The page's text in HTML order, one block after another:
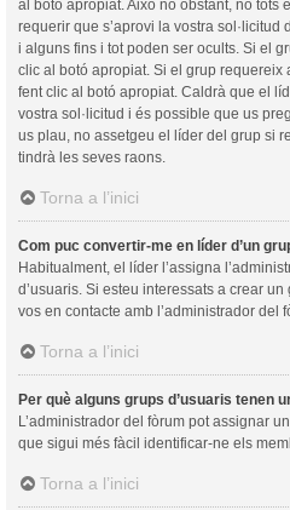
al botó apropiat. Això no obstant, no tots
requerir que s’aprovi la vostra sol·licitud
i alguns fins i tot poden ser ocults. Si el
clic al botó apropiat. Si el grup requereix
fent clic al botó apropiat. Caldrà que el
vostra sol·licitud i és possible que us
us plau, no assetgeu el líder del grup si
tindrà les seves raons.
Torna a l’inici
Com puc convertir-me en líder d’un
Habitualment, el líder l’assigna
d’usuaris. Si esteu interessats a crear
vos en contacte amb l’administrador del
Torna a l’inici
Per què alguns grups d’usuaris tenen
L’administrador del fòrum pot assignar
que sigui més fàcil identificar-ne els
Torna a l’inici